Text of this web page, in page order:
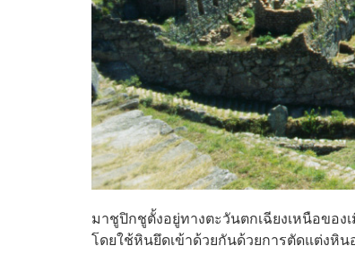
มาชูปิกชูตั้งอยู่ทางตะวันตกเฉียงเหนือขอ
โดยใช้หินยึดเข้าด้วยกันด้วยการตัดแต่งหิ